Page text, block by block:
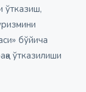
ўтказиш,
бўйича
ўтказилиши